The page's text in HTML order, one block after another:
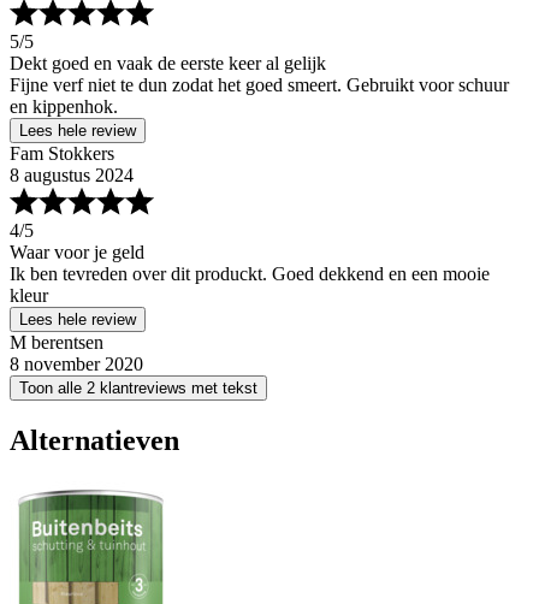
5/5
Dekt goed en vaak de eerste keer al gelijk
Fijne verf niet te dun zodat het goed smeert. Gebruikt voor schuur
en kippenhok.
Lees hele review
Fam Stokkers
8 augustus 2024
4/5
Waar voor je geld
Ik ben tevreden over dit produckt. Goed dekkend en een mooie
kleur
Lees hele review
M berentsen
8 november 2020
Toon alle 2 klantreviews met tekst
Alternatieven